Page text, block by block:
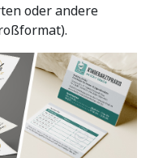
oder andere